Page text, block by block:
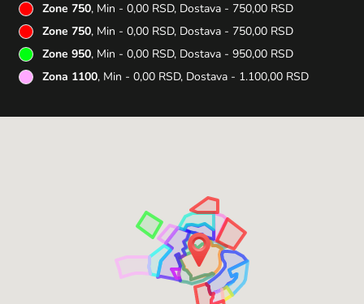
Zone 750, Min - 0,00 RSD, Dostava - 750,00 RSD
Zone 750, Min - 0,00 RSD, Dostava - 750,00 RSD
Zone 950, Min - 0,00 RSD, Dostava - 950,00 RSD
Zona 1100, Min - 0,00 RSD, Dostava - 1.100,00 RSD